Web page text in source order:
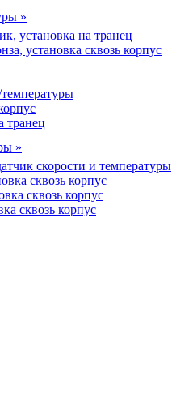
»
установка на транец
установка сквозь корпус
транец
»
скорости и температуры
сквозь корпус
сквозь корпус
сквозь корпус